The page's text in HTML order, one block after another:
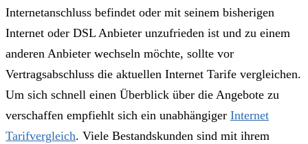
Internetanschluss befindet oder mit seinem bisherigen
Internet oder DSL Anbieter unzufrieden ist und zu einem
anderen Anbieter wechseln möchte, sollte vor
Vertragsabschluss die aktuellen Internet Tarife vergleichen.
Um sich schnell einen Überblick über die Angebote zu
verschaffen empfiehlt sich ein unabhängiger Internet
Tarifvergleich. Viele Bestandskunden sind mit ihrem